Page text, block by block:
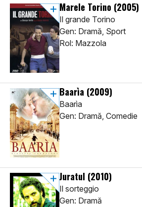
Marele Torino (2005)
Il grande Torino
Gen: Dramă, Sport
Rol: Mazzola
Baarìa (2009)
Baarìa
Gen: Dramă, Comedie
Juratul (2010)
Il sorteggio
Gen: Dramă